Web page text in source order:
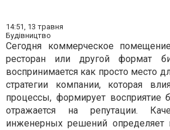
14:51, 13 травня
Будівництво
Сегодня коммерческое
ресторан или другой формат
воспринимается как просто место
стратегии компании, которая
процессы, формирует восприятие
отражается на репутации.
инженерных решений определяет